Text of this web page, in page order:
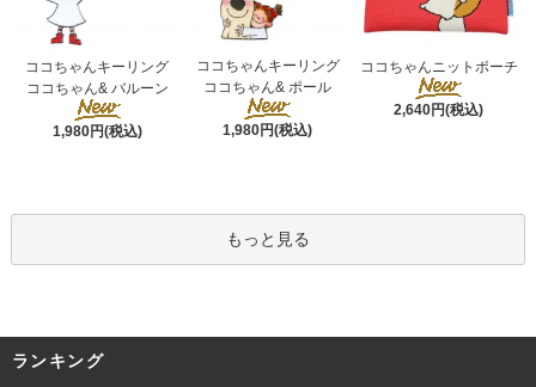
ココちゃんキーリング
ココちゃん& バルーン
1,980円(税込)
ココちゃんキーリング
ココちゃん& ポール
1,980円(税込)
ココちゃんニットポーチ
2,640円(税込)
もっと見る
ランキング